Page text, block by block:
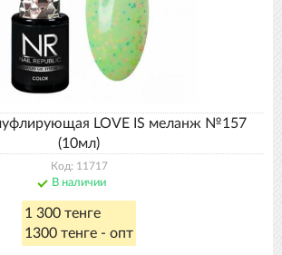
LOVE IS меланж №157
(10мл)
Код: 11717
В наличии
1 300 тенге
1300 тенге - опт